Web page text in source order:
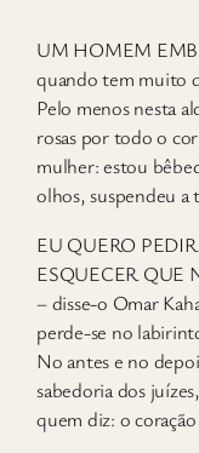
UM HOMEM
quando tem muito
Pelo menos nesta
rosas por todo o
mulher: estou
olhos, suspendeu a
EU QUERO
ESQUECER QUE
– disse-o Omar
perde-se no
No antes e no
sabedoria dos
quem diz: o